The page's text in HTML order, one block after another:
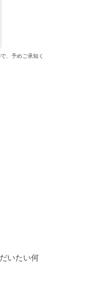
、予めご承知く
いたい何